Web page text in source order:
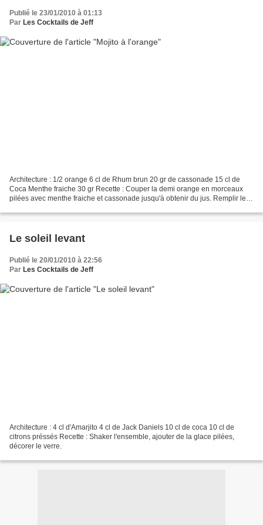
Publié le 23/01/2010 à 01:13
Par Les Cocktails de Jeff
Architecture : 1/2 orange 6 cl de Rhum brun 20 gr de cassonade 15 cl de
Coca Menthe fraiche 30 gr Recette : Couper la demi orange en morceaux
pilées avec menthe fraiche et cassonade jusqu'à obtenir du jus. Remplir le
Le soleil levant
Publié le 20/01/2010 à 22:56
Par Les Cocktails de Jeff
Architecture : 4 cl d'Amarjito 4 cl de Jack Daniels 10 cl de coca 10 cl de
citrons préssés Recette : Shaker l'ensemble, ajouter de la glace pilées,
décorer le verre.